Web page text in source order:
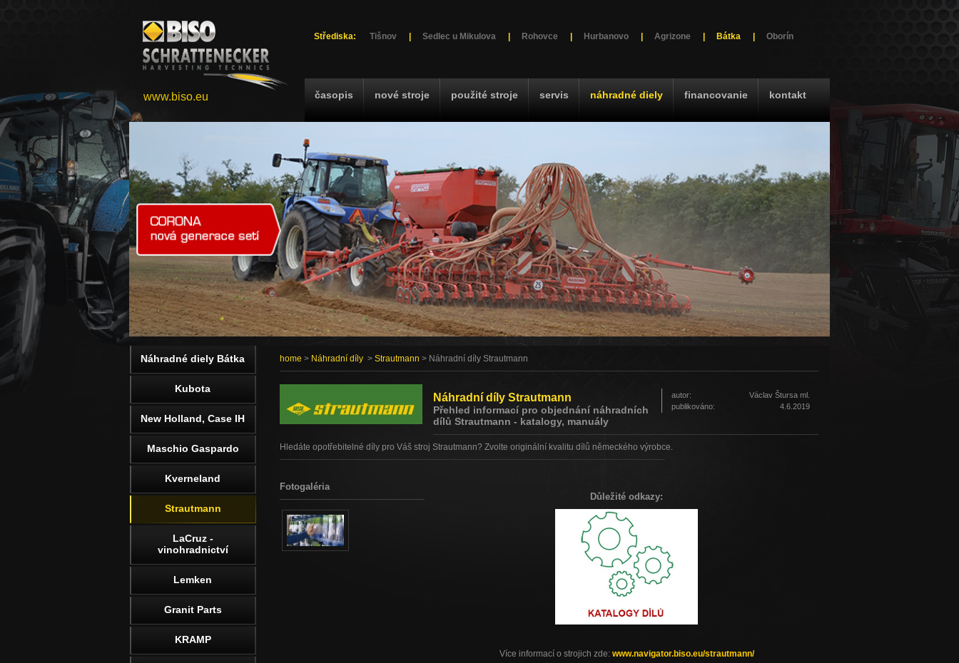
Střediska: Tišnov Sedlec u Mikulova Rohovce Hurbanovo Agrizone Bátka Oborín
časopis nové stroje použité stroje servis náhradné diely financovanie kontakt
www.biso.eu
home > Náhradní díly > Strautmann > Náhradní díly Strautmann
autor:
Václav Štursa ml.
publikováno:
4.6.2019
Náhradní díly Strautmann
Přehled informací pro objednání náhradních
dílů Strautmann - katalogy, manuály
Hledáte opotřebitelné díly pro Váš stroj Strautmann? Zvolte originální kvalitu dílů německého výrobce.
Důležité odkazy:
Více informací o strojich zde: www.navigator.biso.eu/strautmann/
Fotogaléria
Náhradné diely Bátka
Kubota
New Holland, Case IH
Maschio Gaspardo
Kverneland
Strautmann
LaCruz -
vinohradnictví
Lemken
Granit Parts
KRAMP